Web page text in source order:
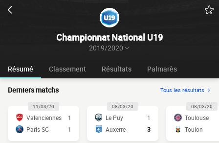
Championnat National U19
2019/2020
Résumé Classement Résultats Palmarès
Derniers matchs Tous les résultats
11/03/20
Valenciennes
1
Paris SG
1
08/03/20
Le Puy
1
Auxerre
3
08/03/20
Toulouse
Toulon